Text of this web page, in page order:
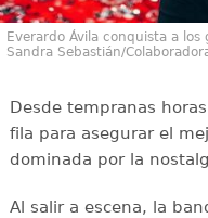
Everardo Ávila conquista a
Sandra Sebastián/
Desde tempranas
fila para asegurar el
dominada por la
Al salir a escena, la